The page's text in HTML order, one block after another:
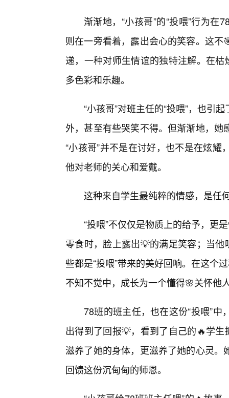
渐渐地，“小孩哥”的“投喂”行为
则在一旁看着，露出会心的笑容。这
递，一种对师生情谊的独特注解。在
多色彩和乐趣。
“小孩哥”对班主任的“投喂”，也引
外，甚至有些哭笑不得。但渐渐地，
“小孩哥”并不是在讨好，也不是在炫
他对老师的关心和爱戴。
这种来自学生最纯粹的情感，是任
“投喂”不仅仅是物质上的给予，更
零食时，脸上露出💡的满足笑容；当
些都是“投喂”带来的美好回响。在这个
不知不觉中，成长为一个懂得🌸关怀他
78班的班主任，也在这份“投喂”
出得到了回报💡，看到了自己的🔥学
滋养了她的身体，更滋养了她的心灵
回馈这份沉甸甸的师恩。